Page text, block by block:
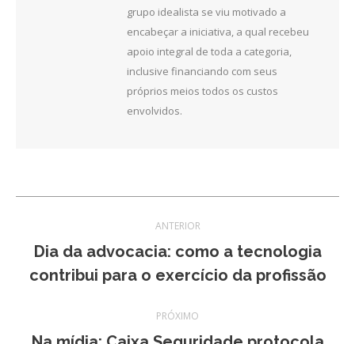
grupo idealista se viu motivado a
encabeçar a iniciativa, a qual recebeu
apoio integral de toda a categoria,
inclusive financiando com seus
próprios meios todos os custos
envolvidos.
de
post:
ANTERIOR
Post
anterior:
Dia da advocacia: como a tecnologia
contribui para o exercício da profissão
PRÓXIMO